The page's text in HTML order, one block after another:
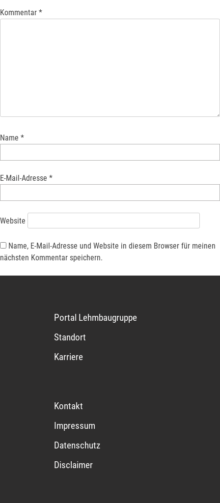
Kommentar *
Name *
E-Mail-Adresse *
Website
Name, E-Mail-Adresse und Website in diesem Browser für meinen
nächsten Kommentar speichern.
Portal Lehmbaugruppe
Standort
Karriere
Kontakt
Impressum
Datenschutz
Disclaimer